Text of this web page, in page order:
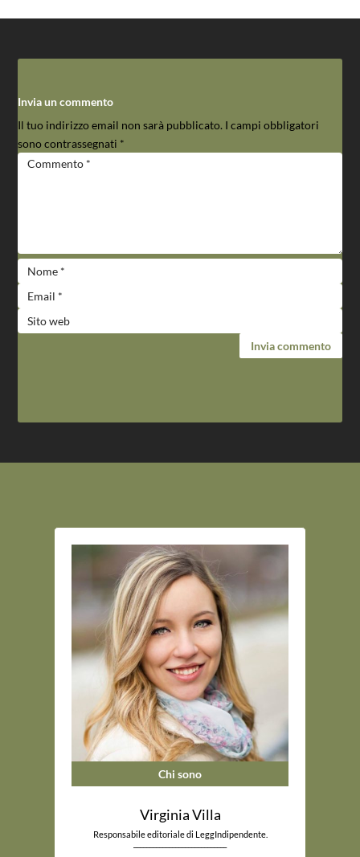
Invia un commento
Il tuo indirizzo email non sarà pubblicato. I campi obbligatori
sono contrassegnati *
Invia commento
Chi sono
Virginia Villa
Responsabile editoriale di LeggIndipendente.